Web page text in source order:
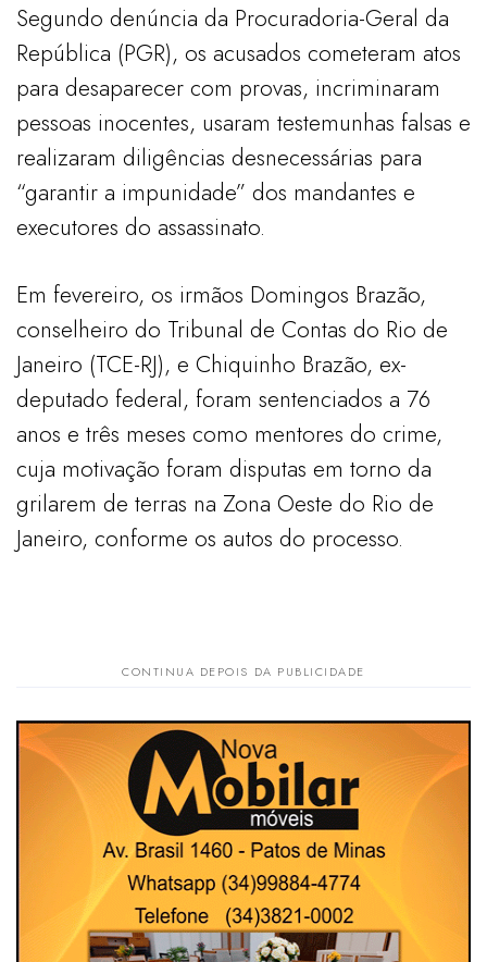
Segundo denúncia da Procuradoria-Geral da
República (PGR), os acusados cometeram atos
para desaparecer com provas, incriminaram
pessoas inocentes, usaram testemunhas falsas e
realizaram diligências desnecessárias para
“garantir a impunidade” dos mandantes e
executores do assassinato.
Em fevereiro, os irmãos Domingos Brazão,
conselheiro do Tribunal de Contas do Rio de
Janeiro (TCE-RJ), e Chiquinho Brazão, ex-
deputado federal, foram sentenciados a 76
anos e três meses como mentores do crime,
cuja motivação foram disputas em torno da
grilarem de terras na Zona Oeste do Rio de
Janeiro, conforme os autos do processo.